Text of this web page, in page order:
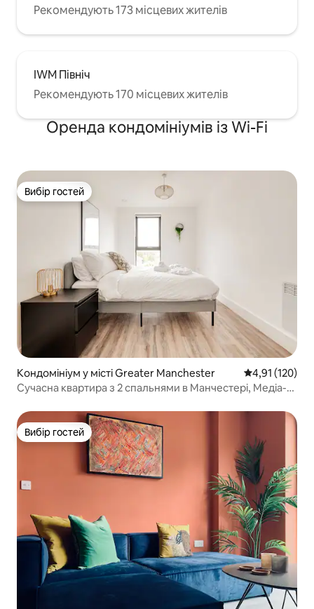
Рекомендують 173 місцевих жителів
IWM Північ
Рекомендують 170 місцевих жителів
Оренда кондомініумів із Wi-Fi
Вибір гостей
Вибір гостей
Кондомініум у місті Greater Manchester Середня
4,91 (120)
Сучасна квартира з 2 спальнями в Манчестері, Медіа-
Вибір гостей
Вибір гостей